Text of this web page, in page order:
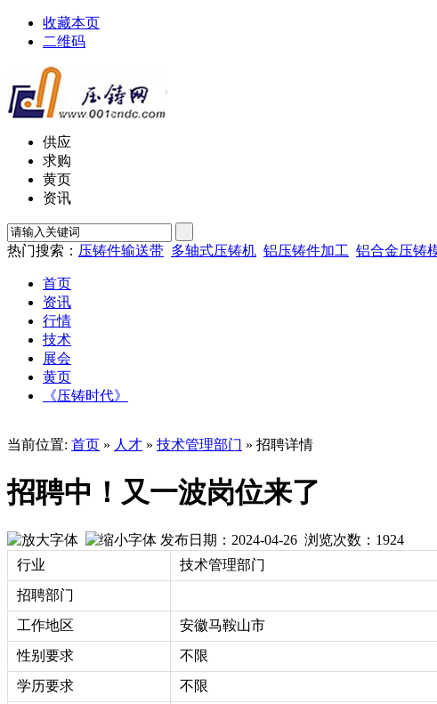
收藏本页
二维码
供应
求购
黄页
资讯
热门搜索： 压铸件输送带 多轴式压铸机 铝压铸件加工 铝合金压铸
首页
资讯
行情
技术
展会
黄页
《压铸时代》
当前位置: 首页 » 人才 » 技术管理部门 » 招聘详情
招聘中！又一波岗位来了
发布日期：2024-04-26 浏览次数： 1924
行业
技术管理部门
招聘部门
工作地区
安徽马鞍山市
性别要求
不限
学历要求
不限